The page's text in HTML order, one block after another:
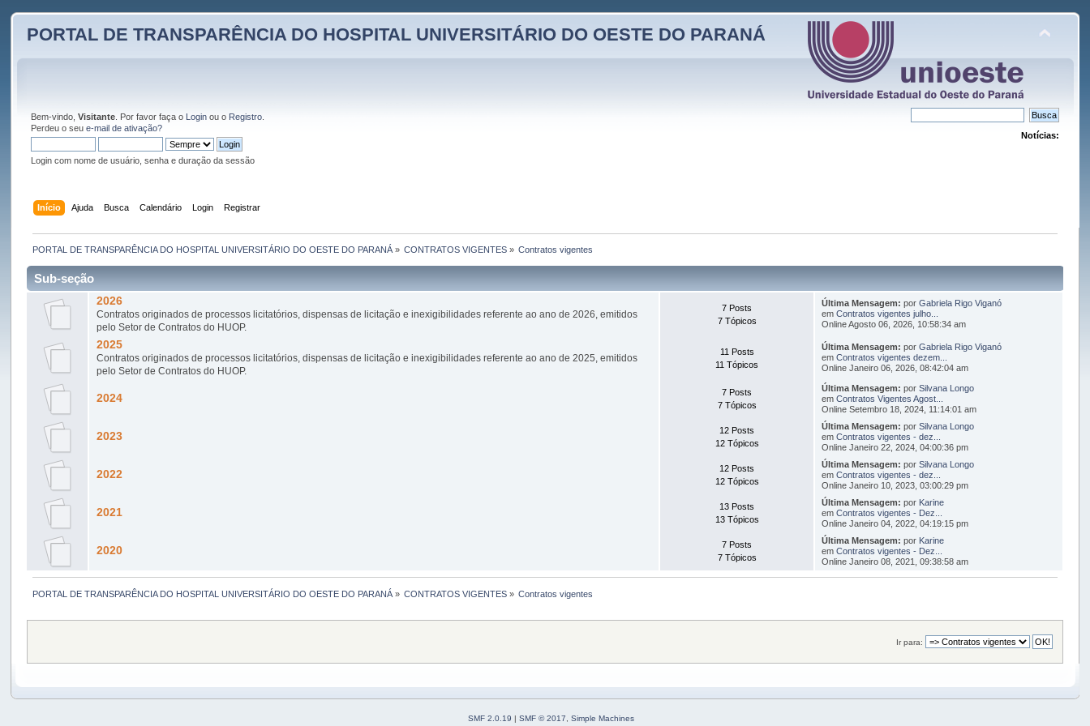
PORTAL DE TRANSPARÊNCIA DO HOSPITAL UNIVERSITÁRIO DO OESTE DO PARANÁ
Bem-vindo,Visitante . Por favor faça o Login ou o Registro
Perdeu o seue-mail de ativação?
Login com nome de usuário, senha e duração da sessão
Notícias:
Início Ajuda Busca Calendário Login Registrar
PORTAL DE TRANSPARÊNCIA DO HOSPITAL UNIVERSITÁRIO DO OESTE DO PARANÁ» CONTRATOS VIGENTES » Contratos vigentes
Sub-seção
2026
Contratos originados de processos licitatórios, dispensas de licitação e inexigibilidades referente ao ano de 2026, emitidos
pelo Setor de Contratos do HUOP.
7 Posts
7 Tópicos
Última Mensagem: por Gabriela Rigo Viganó
em Contratos vigentes julho...
Online Agosto 06, 2026, 10:58:34 am
2025
Contratos originados de processos licitatórios, dispensas de licitação e inexigibilidades referente ao ano de 2025, emitidos
pelo Setor de Contratos do HUOP.
11 Posts
11 Tópicos
Última Mensagem: por Gabriela Rigo Viganó
em Contratos vigentes dezem...
Online Janeiro 06, 2026, 08:42:04 am
2024
7 Posts
7 Tópicos
Última Mensagem: por Silvana Longo
em Contratos Vigentes Agost...
Online Setembro 18, 2024, 11:14:01 am
2023
12 Posts
12 Tópicos
Última Mensagem: por Silvana Longo
em Contratos vigentes - dez...
Online Janeiro 22, 2024, 04:00:36 pm
2022
12 Posts
12 Tópicos
Última Mensagem: por Silvana Longo
em Contratos vigentes - dez...
Online Janeiro 10, 2023, 03:00:29 pm
2021
13 Posts
13 Tópicos
Última Mensagem: por Karine
em Contratos vigentes - Dez...
Online Janeiro 04, 2022, 04:19:15 pm
2020
7 Posts
7 Tópicos
Última Mensagem: por Karine
em Contratos vigentes - Dez...
Online Janeiro 08, 2021, 09:38:58 am
PORTAL DE TRANSPARÊNCIA DO HOSPITAL UNIVERSITÁRIO DO OESTE DO PARANÁ» CONTRATOS VIGENTES » Contratos vigentes
Ir para:
SMF 2.0.19 | SMF © 2017 Simple Machines